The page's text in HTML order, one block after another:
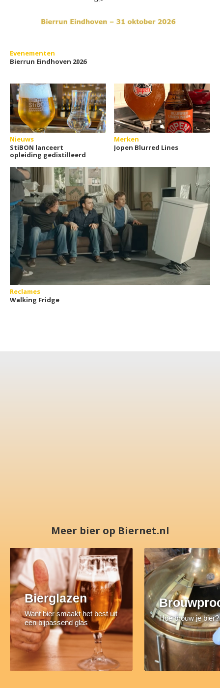
Evenementen
Bierrun Eindhoven 2026
Nieuws
StiBON lanceert
opleiding gedistilleerd
Merken
Jopen Blurred Lines
Reclames
Walking Fridge
Meer bier op Biernet.nl
Bierglazen
Want bier smaakt het best uit
een bijpassend glas
Hoe brouw je bier?